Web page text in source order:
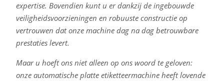
expertise. Bovendien kunt u er dankzij de ingebouwde
veiligheidsvoorzieningen en robuuste constructie op
vertrouwen dat onze machine dag na dag betrouwbare
prestaties levert.
Maar u hoeft ons niet alleen op ons woord te geloven:
onze automatische platte etiketteermachine heeft lovende